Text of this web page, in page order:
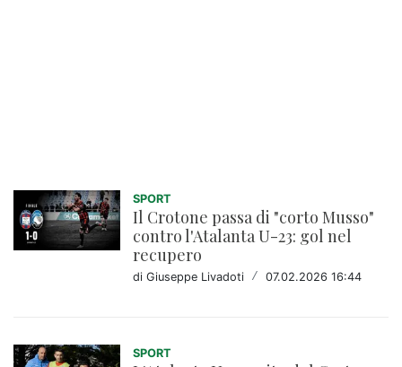
SPORT
Il Crotone passa di "corto Musso"
contro l'Atalanta U-23: gol nel
recupero
di Giuseppe Livadoti / 07.02.2026 16:44
SPORT